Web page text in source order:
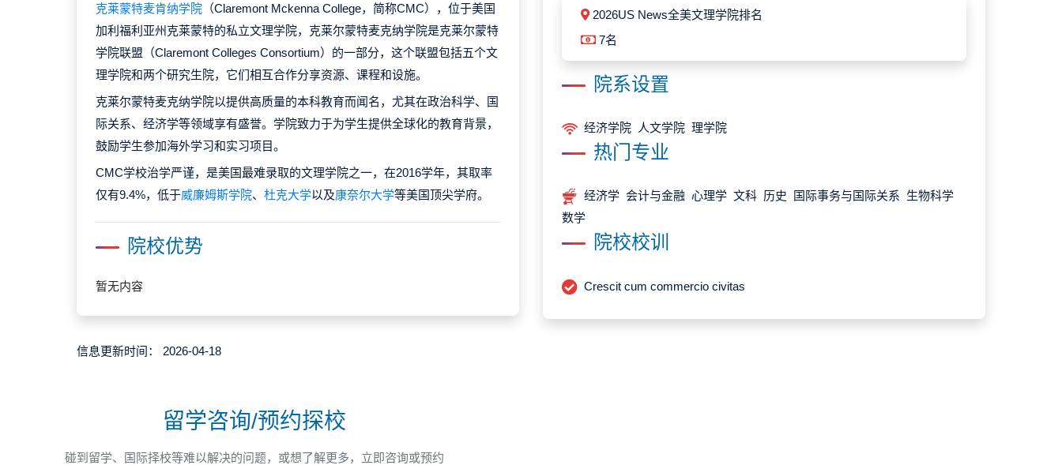
克莱蒙特麦肯纳学院 （Claremont Mckenna College，简称CMC），位于美国
加利福利亚州克莱蒙特的私立文理学院，克莱尔蒙特麦克纳学院是克莱尔蒙特
学院联盟（Claremont Colleges Consortium）的一部分，这个联盟包括五个文
理学院和两个研究生院，它们相互合作分享资源、课程和设施。
克莱尔蒙特麦克纳学院以提供高质量的本科教育而闻名，尤其在政治科学、国
际关系、经济学等领域享有盛誉。学院致力于为学生提供全球化的教育背景，
鼓励学生参加海外学习和实习项目。
CMC学校治学严谨，是美国最难录取的文理学院之一，在2016学年，其取率
仅有9.4%，低于威廉姆斯学院、 杜克大学以及康奈尔大学等美国顶尖学府。
院校优势
暂无内容
2026US News全美文理学院排名
7名
院系设置
经济学院 人文学院 理学院
热门专业
经济学 会计与金融 心理学 文科 历史 国际事务与国际关系 生物科学
数学
院校校训
Crescit cum commercio civitas
信息更新时间： 2026-04-18
留学咨询/预约探校
碰到留学、国际择校等难以解决的问题，或想了解更多，立即咨询或预约